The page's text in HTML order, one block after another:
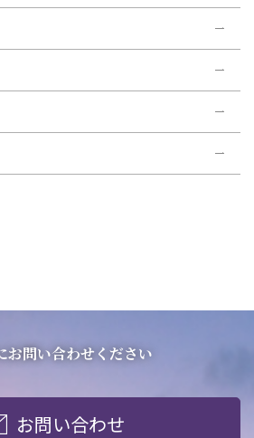
お問い合わせください
お問い合わせ